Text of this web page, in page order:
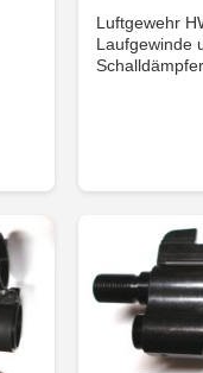
Luftgewehr
Laufgewinde